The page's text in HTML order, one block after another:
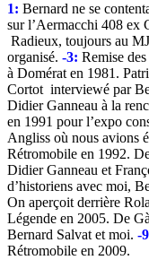
1: Bernard ne se
sur l’Aermacchi 408 ex
Radieux, toujours au
organisé. -3: Remise
à Domérat en 1981.
Cortot interviewé par
Didier Ganneau à la
en 1991 pour l’expo
Angliss où nous avions
Rétromobile en 1992.
Didier Ganneau et
d’historiens avec moi,
On aperçoit derrière
Légende en 2005. De
Bernard Salvat et moi. -
Rétromobile en 2009.